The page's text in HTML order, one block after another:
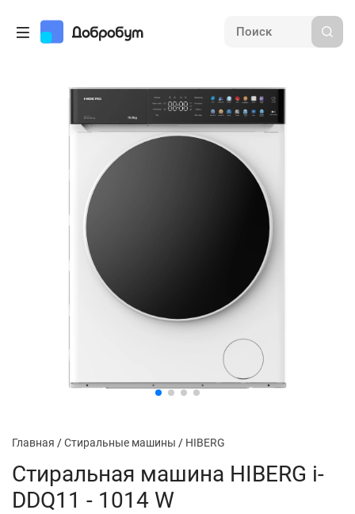
Главная /Стиральные машины / HIBERG
Стиральная машина HIBERG i-
DDQ11 - 1014 W